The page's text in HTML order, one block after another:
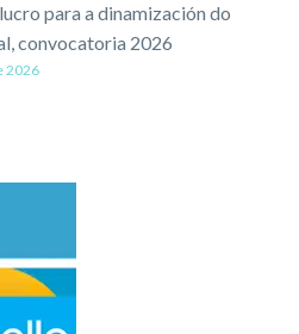
para a dinamización do
convocatoria 2026
2026